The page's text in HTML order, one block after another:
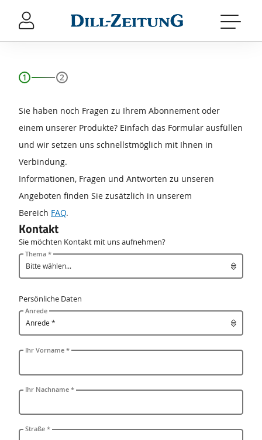
Navigation
Sie haben noch Fragen zu Ihrem Abonnement oder
einem unserer Produkte? Einfach das Formular ausfüllen
und wir setzen uns schnellstmöglich mit Ihnen in
Verbindung.
Informationen, Fragen und Antworten zu unseren
Angeboten finden Sie zusätzlich in unserem
Bereich FAQ.
Kontakt
Sie möchten Kontakt mit uns aufnehmen?
Thema *
Persönliche Daten
Anrede
Ihr Vorname *
Ihr Nachname *
Straße *